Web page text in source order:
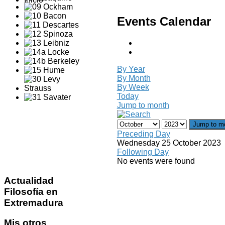
Events Calendar
By Year
By Month
By Week
Today
Jump to month
Jump to
Preceding Day
Wednesday 25 October 2023
Following Day
No events were found
Actualidad
Filosofía en
Extremadura
Mis otros